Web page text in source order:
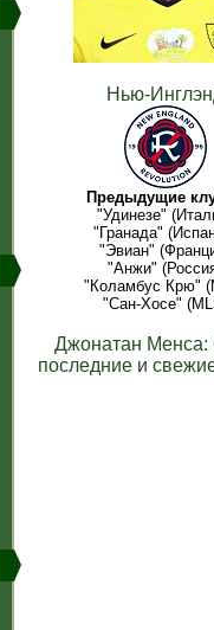
Нью-
Предыдущие
"Удинезе"
"Гранада"
"Эвиан"
"Анжи"
"Коламбус Крю"
"Сан-Хосе"
Джонатан
последние и